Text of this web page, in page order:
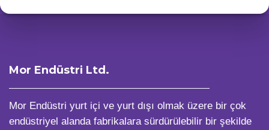
Mor Endüstri Ltd.
Mor Endüstri yurt içi ve yurt dışı olmak üzere bir çok
endüstriyel alanda fabrikalara sürdürülebilir bir şekilde